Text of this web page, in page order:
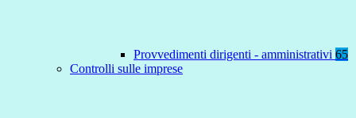
Provvedimenti dirigenti - amministrativi 65
Controlli sulle imprese